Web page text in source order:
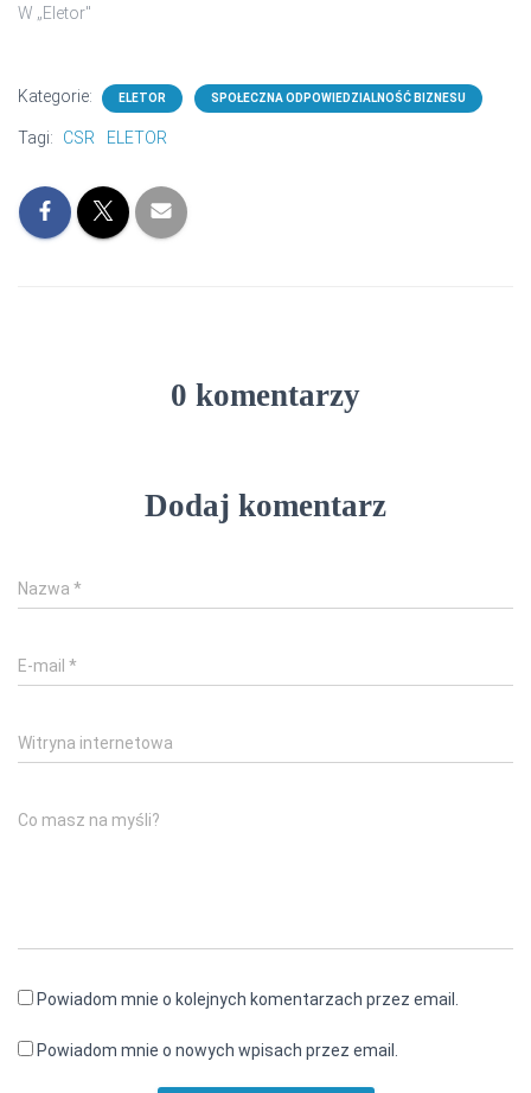
W „Eletor"
Kategorie: ELETOR SPOŁECZNA ODPOWIEDZIALNOŚĆ BIZNESU
Tagi: CSR ELETOR
0 komentarzy
Dodaj komentarz
Nazwa *
E-mail *
Witryna internetowa
Co masz na myśli?
Powiadom mnie o kolejnych komentarzach przez email.
Powiadom mnie o nowych wpisach przez email.